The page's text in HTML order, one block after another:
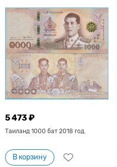
5 473 ₽
Таиланд 1000 бат 2018 год.
В корзину